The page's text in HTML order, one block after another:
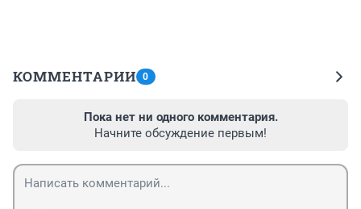
КОММЕНТАРИИ 0
Пока нет ни одного комментария.
Начните обсуждение первым!